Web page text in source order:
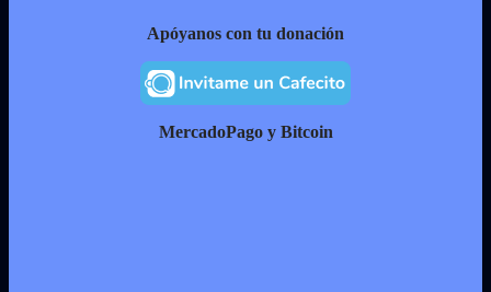
Apóyanos con tu donación
MercadoPago y Bitcoin